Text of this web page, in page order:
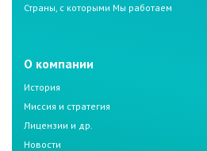
Страны, с которыми Мы работаем
О компании
История
Миссия и стратегия
Лицензии и др.
Новости